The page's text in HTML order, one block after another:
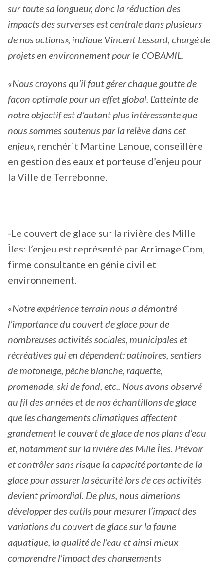
sur toute sa longueur, donc la réduction des
impacts des surverses est centrale dans plusieurs
de nos actions», indique Vincent Lessard, chargé de
projets en environnement pour le COBAMIL.
«Nous croyons qu’il faut gérer chaque goutte de
façon optimale pour un effet global. L’atteinte de
notre objectif est d’autant plus intéressante que
nous sommes soutenus par la relève dans cet
enjeu», renchérit Martine Lanoue, conseillère
en gestion des eaux et porteuse d’enjeu pour
la Ville de Terrebonne.
-Le couvert de glace sur la rivière des Mille
Îles: l’enjeu est représenté par Arrimage.Com,
firme consultante en génie civil et
environnement.
«Notre expérience terrain nous a démontré
l’importance du couvert de glace pour de
nombreuses activités sociales, municipales et
récréatives qui en dépendent: patinoires, sentiers
de motoneige, pêche blanche, raquette,
promenade, ski de fond, etc.. Nous avons observé
au fil des années et de nos échantillons de glace
que les changements climatiques affectent
grandement le couvert de glace de nos plans d’eau
et, notamment sur la rivière des Mille Îles. Prévoir
et contrôler sans risque la capacité portante de la
glace pour assurer la sécurité lors de ces activités
devient primordial. De plus, nous aimerions
développer des outils pour mesurer l’impact des
variations du couvert de glace sur la faune
aquatique, la qualité de l’eau et ainsi mieux
comprendre l’impact des changements